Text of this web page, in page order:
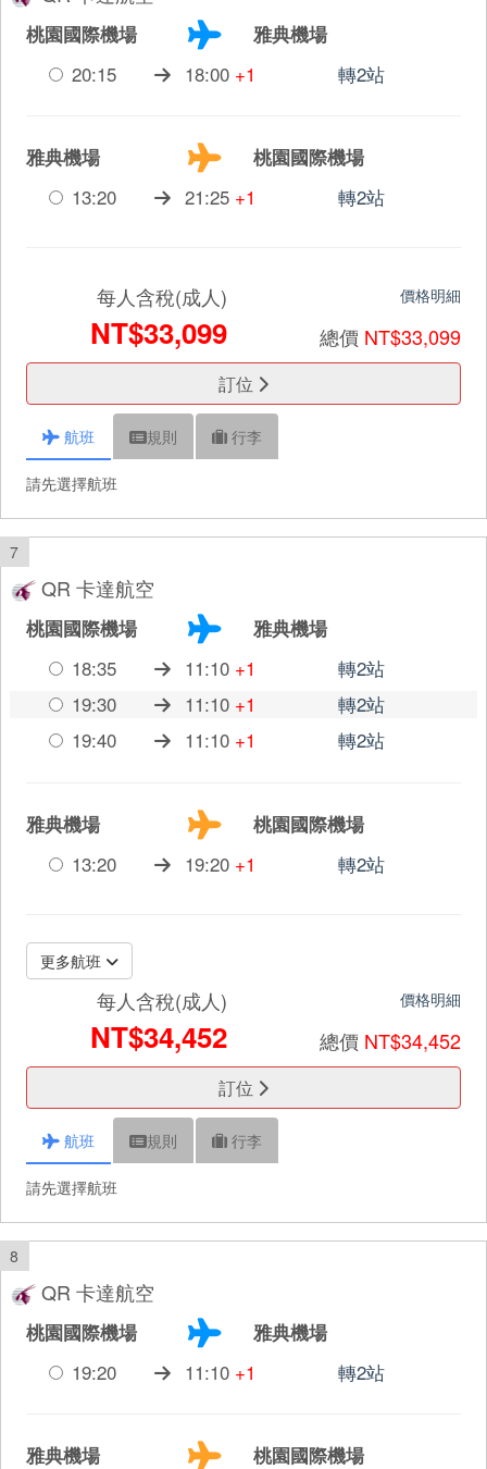
桃園國際機場
雅典機場
20:15
18:00 +1 轉2站
雅典機場
桃園國際機場
13:20
21:25 +1 轉2站
每人含稅(成人)
NT$33,099
價格明細
總價 NT$33,099
訂位
航班 規則 行李
請先選擇航班
7
QR 卡達航空
桃園國際機場
雅典機場
18:35
11:10 +1
轉2站
19:30
11:10 +1
轉2站
19:40
11:10 +1 轉2站
雅典機場
桃園國際機場
13:20
19:20 +1 轉2站
更多航班
每人含稅(成人)
NT$34,452
價格明細
總價 NT$34,452
訂位
航班 規則 行李
請先選擇航班
8
QR 卡達航空
桃園國際機場
雅典機場
19:20
11:10 +1 轉2站
雅典機場
桃園國際機場